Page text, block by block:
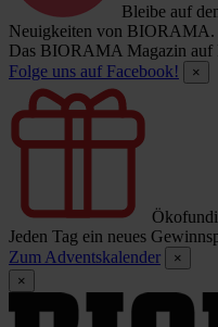
Bleibe auf
Neuigkeiten von BIORAMA.
Das BIORAMA Magazin auf
Folge uns auf Facebook!
×
Jeden Tag ein neues
Zum Adventskalender
×
×